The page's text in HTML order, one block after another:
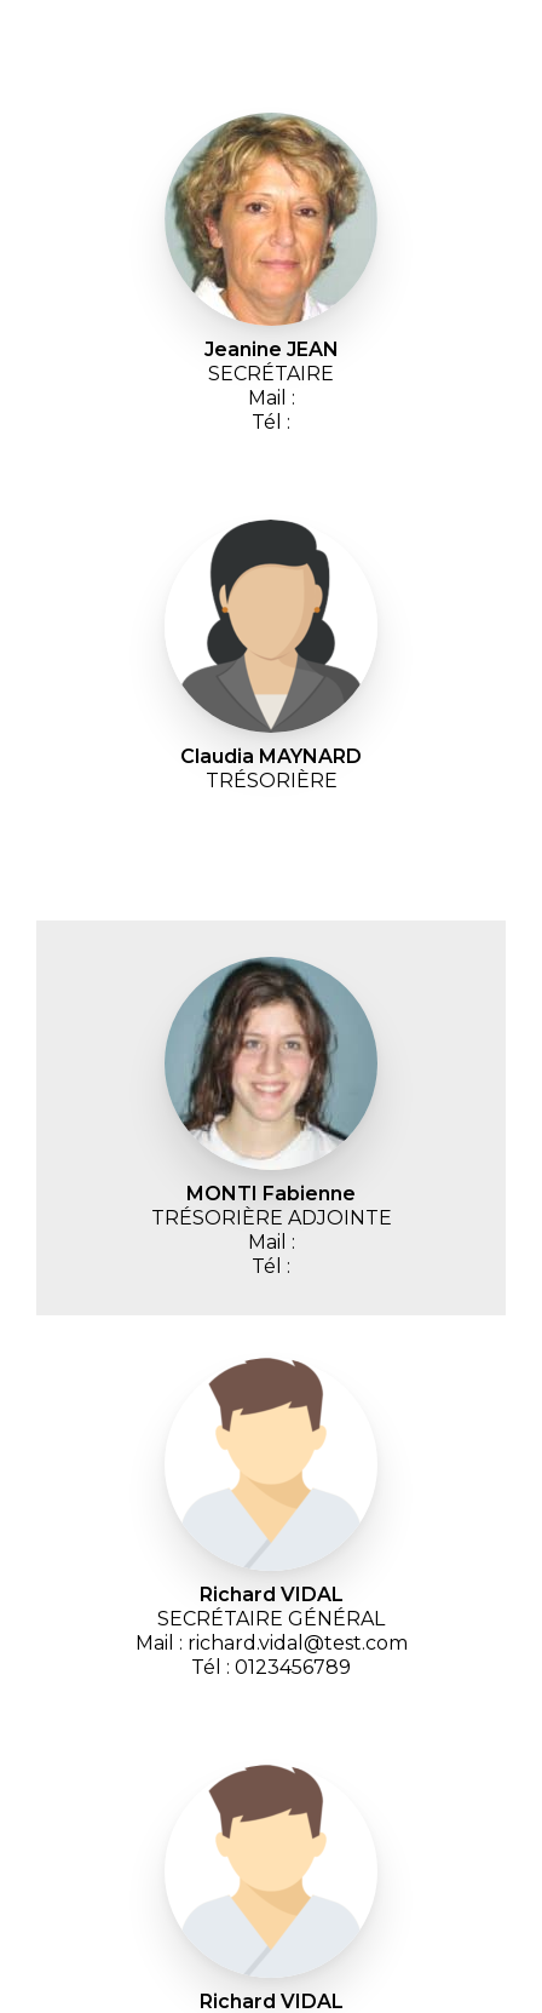
Jeanine JEAN
SECRÉTAIRE
Mail :
Tél :
Claudia MAYNARD
TRÉSORIÈRE
MONTI Fabienne
TRÉSORIÈRE ADJOINTE
Mail :
Tél :
Richard VIDAL
SECRÉTAIRE GÉNÉRAL
Mail : richard.vidal@test.com
Tél : 0123456789
Richard VIDAL